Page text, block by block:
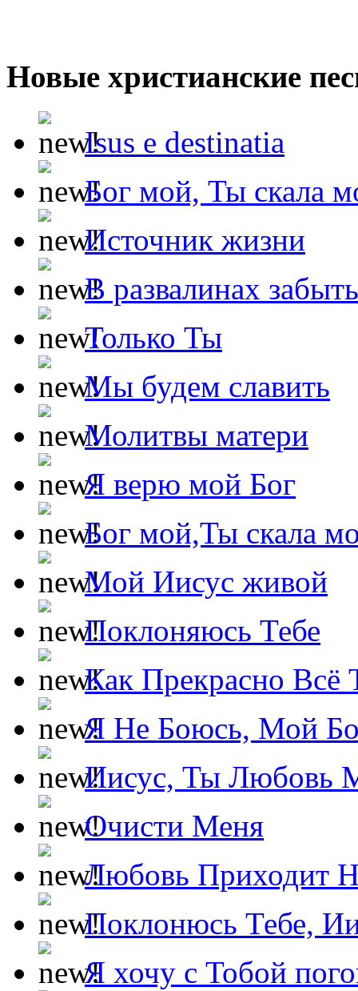
Новые христианские
Isus e destinatia
Бог мой, Ты скала
Источник жизни
В развалинах
Только Ты
Мы будем славить
Молитвы матери
Я верю мой Бог
Бог мой,Ты скала
Мой Иисус живой
Поклоняюсь Тебе
Как Прекрасно Всё
Я Не Боюсь, Мой
Иисус, Ты Любовь
Очисти Меня
Любовь Приходит
Поклонюсь Тебе,
Я хочу с Тобой